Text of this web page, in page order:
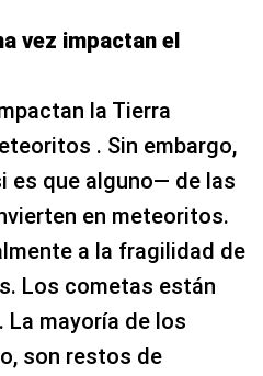
vez impactan el
la Tierra
. Sin embargo,
que alguno— de las
en meteoritos.
a la fragilidad de
Los cometas están
mayoría de los
son restos de